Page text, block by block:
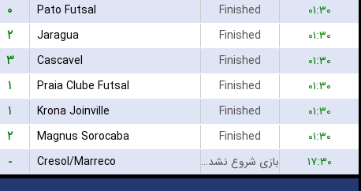
۰ Pato Futsal Finished
۰۱:۳۰
۲ Jaragua Finished
۰۱:۳۰
۳ Cascavel Finished
۰۱:۳۰
۱ Praia Clube Futsal Finished
۰۱:۳۰
۱ Krona Joinville Finished
۰۱:۳۰
۲ Magnus Sorocaba Finished
۰۱:۳۰
- Cresol/Marreco بازی شروع نشده است
۱۷:۳۰